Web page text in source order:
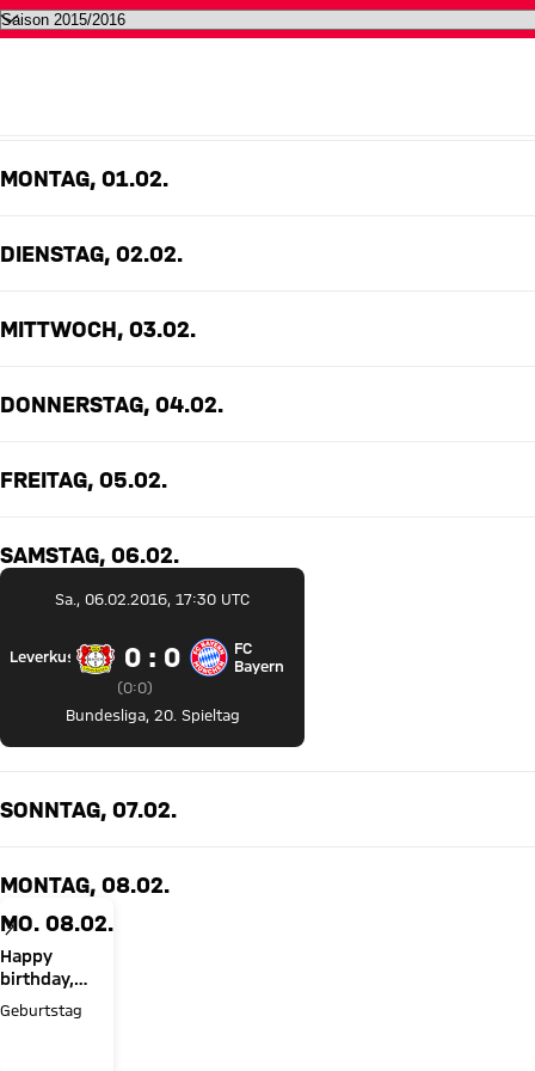
Alle Termine des FC Bayern
MONTAG, 01.02.
DIENSTAG, 02.02.
MITTWOCH, 03.02.
DONNERSTAG, 04.02.
FREITAG, 05.02.
SAMSTAG, 06.02.
Sa., 06.02.2016, 17:30 UTC
Bayer 04 Leverkusen gegen FC Bayern München
Leverkusen 0 zu 0
0 : 0
(Zwischenergebnis:
0 zu 0 nach Erste Halbzeit
0:0)
FC
Bayern
Bundesliga, 20. Spieltag
SONNTAG, 07.02.
MONTAG, 08.02.
MO. 08.02.
Happy
birthday,
Joshua
Kimmich!
Geburtstag